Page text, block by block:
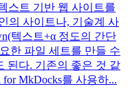
스트 기반 웹 사이트를
의 사이트나, 기술계 사
텍스트+α 정도의 간단
한 파일 세트를 만들 수
된다. 기존의 좋은 것 같
MkDocks를 사용하...